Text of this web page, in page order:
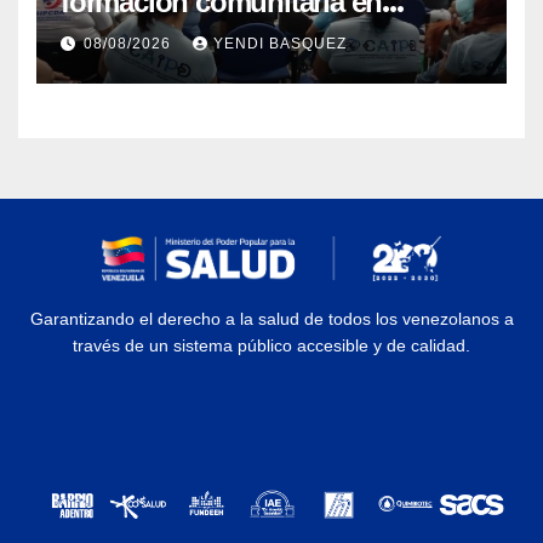
atención a personas con
discapacidad
08/08/2026 YENDI BASQUEZ
Garantizando el derecho a la salud de todos los venezolanos a
través de un sistema público accesible y de calidad.